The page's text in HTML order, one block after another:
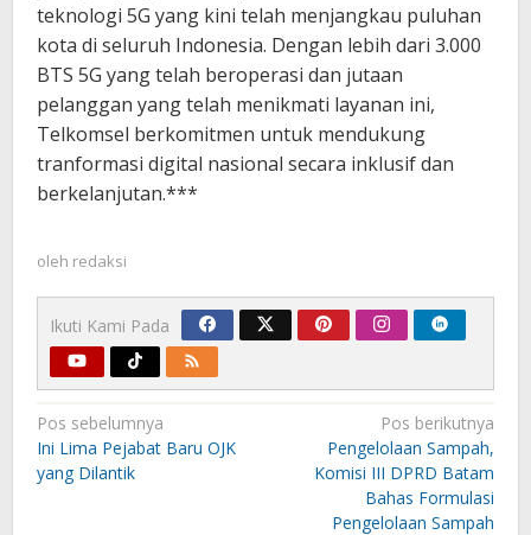
teknologi 5G yang kini telah menjangkau puluhan
kota di seluruh Indonesia. Dengan lebih dari 3.000
BTS 5G yang telah beroperasi dan jutaan
pelanggan yang telah menikmati layanan ini,
Telkomsel berkomitmen untuk mendukung
tranformasi digital nasional secara inklusif dan
berkelanjutan.***
oleh redaksi
Ikuti Kami Pada
Navigasi
pos
Pos sebelumnya
Ini Lima Pejabat Baru OJK
yang Dilantik
Pos berikutnya
Pengelolaan Sampah,
Komisi III DPRD Batam
Bahas Formulasi
Pengelolaan Sampah